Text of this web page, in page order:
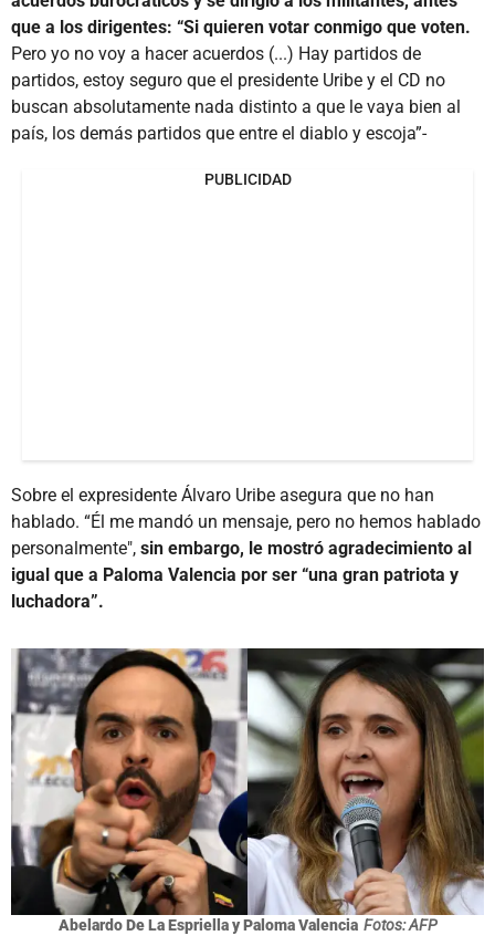
que a los dirigentes: “Si quieren votar conmigo que voten.
Pero yo no voy a hacer acuerdos (...) Hay partidos de
partidos, estoy seguro que el presidente Uribe y el CD no
buscan absolutamente nada distinto a que le vaya bien al
país, los demás partidos que entre el diablo y escoja”-
PUBLICIDAD
Sobre el expresidente Álvaro Uribe asegura que no han
hablado. “Él me mandó un mensaje, pero no hemos hablado
personalmente", sin embargo, le mostró agradecimiento al
igual que a Paloma Valencia por ser “una gran patriota y
luchadora”.
Abelardo De La Espriella y Paloma Valencia Fotos: AFP